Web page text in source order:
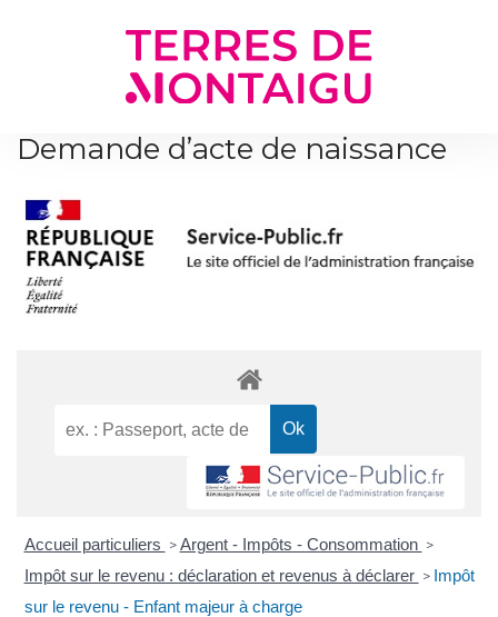
Demande d’acte de naissance
Accueil particuliers > Argent - Impôts - Consommation >
Impôt sur le revenu : déclaration et revenus à déclarer > Impôt
sur le revenu - Enfant majeur à charge